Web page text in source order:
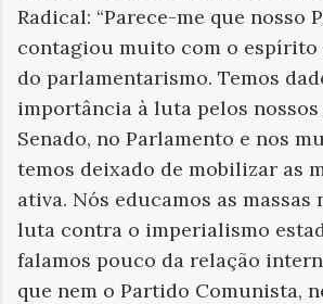
Radical: “Parece-me que nosso
contagiou muito com o espírito
do parlamentarismo. Temos
importância à luta pelos
Senado, no Parlamento e nos
temos deixado de mobilizar as
ativa. Nós educamos as
luta contra o imperialismo
falamos pouco da relação
que nem o Partido Comunista,